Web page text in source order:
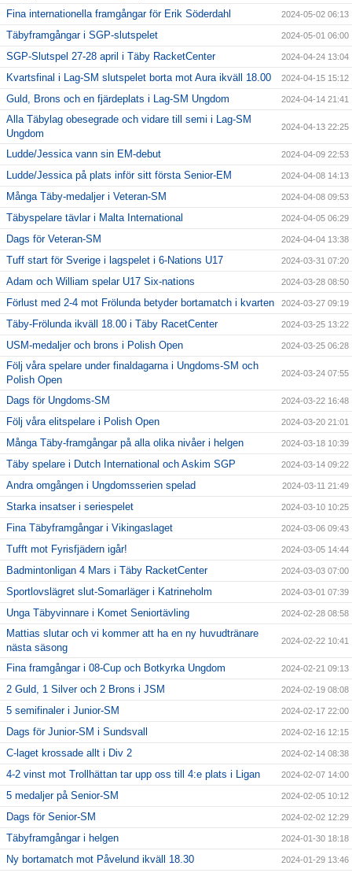
Fina internationella framgångar för Erik Söderdahl 2024-05-02 06:13
Täbyframgångar i SGP-slutspelet 2024-05-01 06:00
SGP-Slutspel 27-28 april i Täby RacketCenter 2024-04-24 13:04
Kvartsfinal i Lag-SM slutspelet borta mot Aura ikväll 18.00 2024-04-15 15:12
Guld, Brons och en fjärdeplats i Lag-SM Ungdom 2024-04-14 21:41
Alla Täbylag obesegrade och vidare till semi i Lag-SM
Ungdom
2024-04-13 22:25
Ludde/Jessica vann sin EM-debut 2024-04-09 22:53
Ludde/Jessica på plats inför sitt första Senior-EM 2024-04-08 14:13
Många Täby-medaljer i Veteran-SM 2024-04-08 09:53
Täbyspelare tävlar i Malta International 2024-04-05 06:29
Dags för Veteran-SM 2024-04-04 13:38
Tuff start för Sverige i lagspelet i 6-Nations U17 2024-03-31 07:20
Adam och William spelar U17 Six-nations 2024-03-28 08:50
Förlust med 2-4 mot Frölunda betyder bortamatch i kvarten 2024-03-27 09:19
Täby-Frölunda ikväll 18.00 i Täby RacetCenter 2024-03-25 13:22
USM-medaljer och brons i Polish Open 2024-03-25 06:28
Följ våra spelare under finaldagarna i Ungdoms-SM och
Polish Open
2024-03-24 07:55
Dags för Ungdoms-SM 2024-03-22 16:48
Följ våra elitspelare i Polish Open 2024-03-20 21:01
Många Täby-framgångar på alla olika nivåer i helgen 2024-03-18 10:39
Täby spelare i Dutch International och Askim SGP 2024-03-14 09:22
Andra omgången i Ungdomsserien spelad 2024-03-11 21:49
Starka insatser i seriespelet 2024-03-10 10:25
Fina Täbyframgångar i Vikingaslaget 2024-03-06 09:43
Tufft mot Fyrisfjädern igår! 2024-03-05 14:44
Badmintonligan 4 Mars i Täby RacketCenter 2024-03-03 07:00
Sportlovslägret slut-Somarläger i Katrineholm 2024-03-01 07:39
Unga Täbyvinnare i Komet Seniortävling 2024-02-28 08:58
Mattias slutar och vi kommer att ha en ny huvudtränare
nästa säsong
2024-02-22 10:41
Fina framgångar i 08-Cup och Botkyrka Ungdom 2024-02-21 09:13
2 Guld, 1 Silver och 2 Brons i JSM 2024-02-19 08:08
5 semifinaler i Junior-SM 2024-02-17 22:00
Dags för Junior-SM i Sundsvall 2024-02-16 12:15
C-laget krossade allt i Div 2 2024-02-14 08:38
4-2 vinst mot Trollhättan tar upp oss till 4:e plats i Ligan 2024-02-07 14:00
5 medaljer på Senior-SM 2024-02-05 10:12
Dags för Senior-SM 2024-02-02 12:29
Täbyframgångar i helgen 2024-01-30 18:18
Ny bortamatch mot Påvelund ikväll 18.30 2024-01-29 13:46